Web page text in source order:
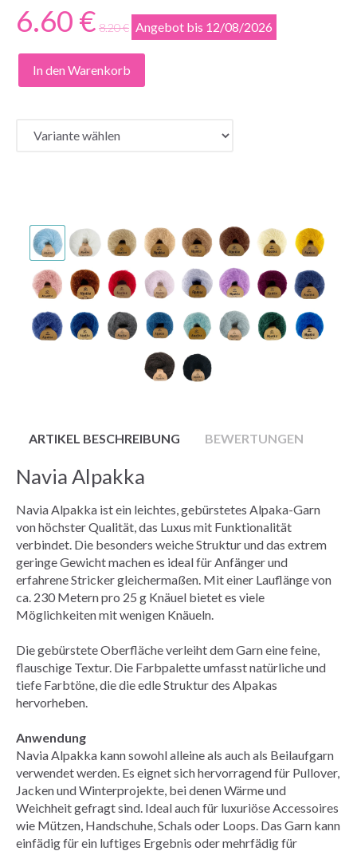
6.60 € 8.20 € Angebot bis 12/08/2026
In den Warenkorb
ARTIKEL BESCHREIBUNG BEWERTUNGEN
Navia Alpakka
Navia Alpakka ist ein leichtes, gebürstetes Alpaka-Garn
von höchster Qualität, das Luxus mit Funktionalität
verbindet. Die besonders weiche Struktur und das extrem
geringe Gewicht machen es ideal für Anfänger und
erfahrene Stricker gleichermaßen. Mit einer Lauflänge von
ca. 230 Metern pro 25 g Knäuel bietet es viele
Möglichkeiten mit wenigen Knäueln.
Die gebürstete Oberfläche verleiht dem Garn eine feine,
flauschige Textur. Die Farbpalette umfasst natürliche und
tiefe Farbtöne, die die edle Struktur des Alpakas
hervorheben.
Anwendung
Navia Alpakka kann sowohl alleine als auch als Beilaufgarn
verwendet werden. Es eignet sich hervorragend für Pullover,
Jacken und Winterprojekte, bei denen Wärme und
Weichheit gefragt sind. Ideal auch für luxuriöse Accessoires
wie Mützen, Handschuhe, Schals oder Loops. Das Garn kann
einfädig für ein luftiges Ergebnis oder mehrfädig für